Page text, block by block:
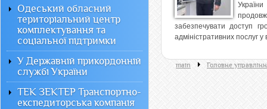
України
забезпечувати доступ
адміністративних послуг у
main Головне
Одеський обласний
територіальний центр
комплектування та
соціальної підтримки
У Державній прикордонній
службі України
ТЕК ЗЕКТЕР Транспортно-
експедиторська компанія